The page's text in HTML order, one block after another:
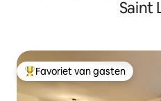
Saint
Topfavoriet van gasten
Favoriet van gasten